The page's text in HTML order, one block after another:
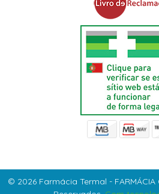
© 2026 Farmácia Termal - FARMÁCIA